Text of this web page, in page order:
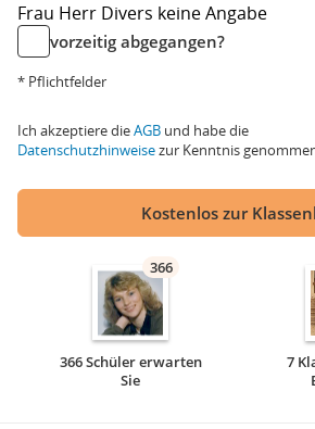
Frau Herr Divers keine Angabe
vorzeitig abgegangen?
* Pflichtfelder
Ich akzeptiere dieAGB und habe die
Datenschutzhinweisezur Kenntnis
Kostenlos zur
366
366 Schüler erwarten
Sie
7